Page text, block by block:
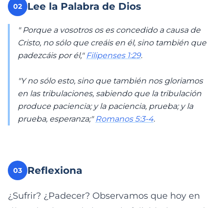
02 Lee la Palabra de Dios
" Porque a vosotros os es concedido a causa de
Cristo, no sólo que creáis en él, sino también que
padezcáis por él," Filipenses 1:29.
"Y no sólo esto, sino que también nos gloriamos
en las tribulaciones, sabiendo que la tribulación
produce paciencia; y la paciencia, prueba; y la
prueba, esperanza;" Romanos 5:3-4.
03 Reflexiona
¿Sufrir? ¿Padecer? Observamos que hoy en